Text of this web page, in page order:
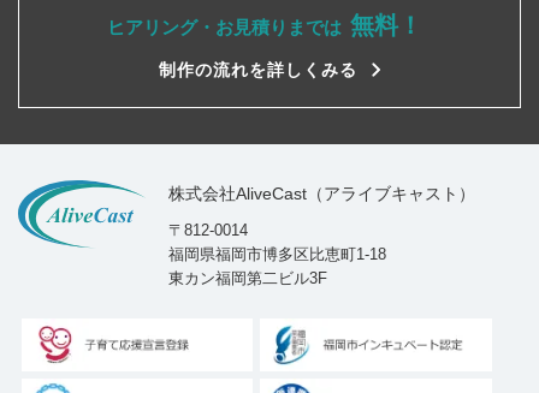
ヒアリング・お見積りまでは 無料！
制作の流れを詳しくみる
株式会社AliveCast（アライブキャスト）
〒812-0014
福岡県福岡市博多区比恵町1-18
東カン福岡第二ビル3F